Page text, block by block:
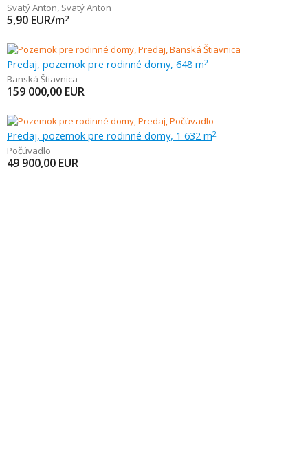
Svätý Anton, Svätý Anton
5,90 EUR/m2
Predaj, pozemok pre rodinné domy, 648 m2
Banská Štiavnica
159 000,00 EUR
Predaj, pozemok pre rodinné domy, 1 632 m2
Počúvadlo
49 900,00 EUR